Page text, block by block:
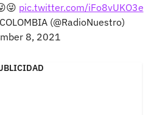
pic.twitter.com/iFo8vUKO3e
(@RadioNuestro)
8, 2021